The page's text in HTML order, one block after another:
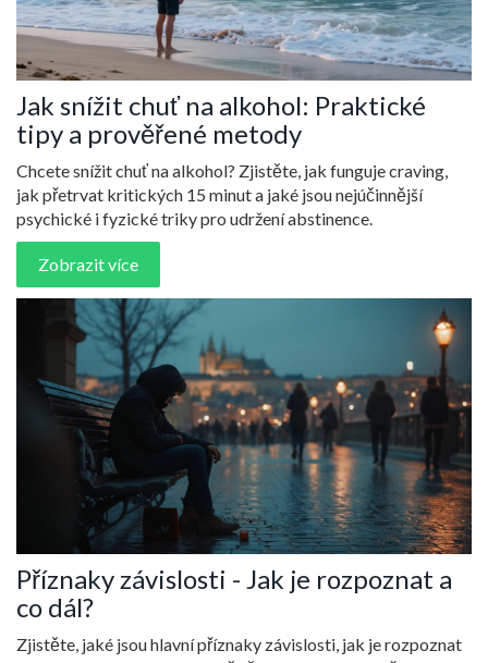
Jak snížit chuť na alkohol: Praktické
tipy a prověřené metody
Chcete snížit chuť na alkohol? Zjistěte, jak funguje craving,
jak přetrvat kritických 15 minut a jaké jsou nejúčinnější
psychické i fyzické triky pro udržení abstinence.
Zobrazit více
Příznaky závislosti - Jak je rozpoznat a
co dál?
Zjistěte, jaké jsou hlavní příznaky závislosti, jak je rozpoznat